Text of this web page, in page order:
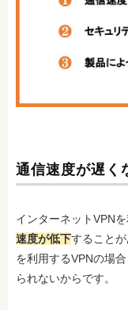
通信速度が遅く
インターネットVPNを
速度が低下すること
を利用するVPNの場
られないからです。